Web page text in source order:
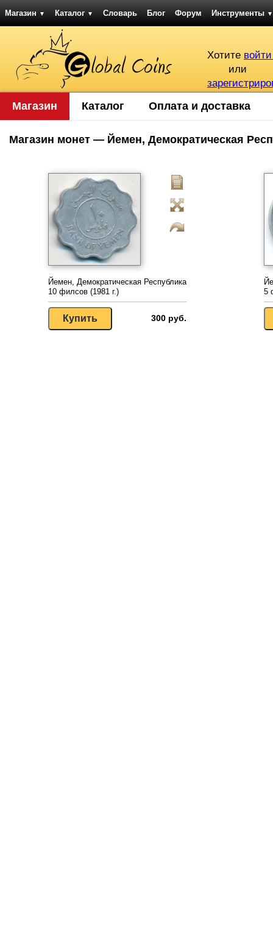
Магазин ▼ Каталог ▼ Словарь Блог Форум Инструменты ▼
Хотите
или
Магазин Каталог Оплата и доставка
Магазин монет — Йемен, Демократическая
Йемен, Демократическая Республика
10 филсов (1981 г.)
300 руб.
5